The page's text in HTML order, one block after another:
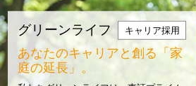
グリーンライフ キャリア採用
あなたのキャリアと創る「家
庭の延長」。